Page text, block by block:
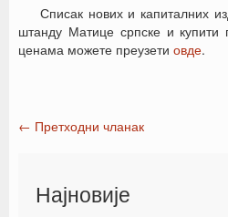
Списак нових и капиталних
штанду Матице српске и купити
ценама можете преузети овде.
Post navigation
← Претходни чланак
Најновије